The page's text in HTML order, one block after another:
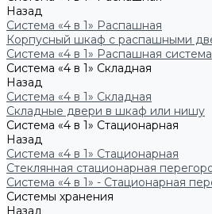
Назад
Система «4 в 1» Распашная
Корпусный шкаф с распашными
Система «4 в 1» Распашная система
Система «4 в 1» Складная
Назад
Система «4 в 1» Складная
Складные двери в шкаф или нишу
Система «4 в 1» Стационарная
Назад
Система «4 в 1» Стационарная
Стеклянная стационарная
Система «4 в 1» - Стационарная
Системы хранения
Назад